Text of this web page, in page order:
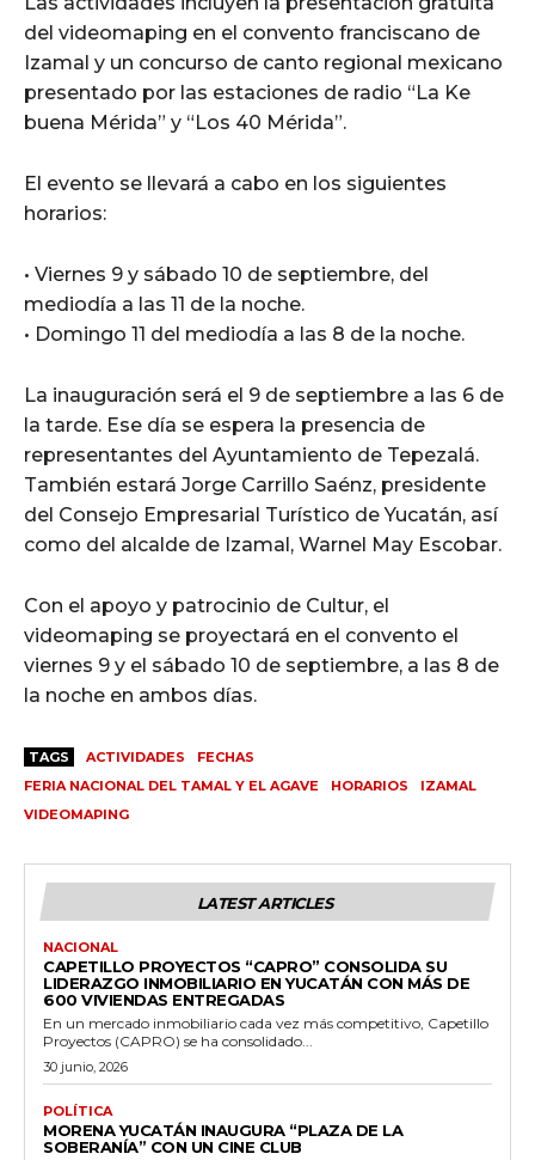
del videomaping en el convento franciscano de
Izamal y un concurso de canto regional mexicano
presentado por las estaciones de radio “La Ke
buena Mérida” y “Los 40 Mérida”.
El evento se llevará a cabo en los siguientes
horarios:
• Viernes 9 y sábado 10 de septiembre, del
mediodía a las 11 de la noche.
• Domingo 11 del mediodía a las 8 de la noche.
La inauguración será el 9 de septiembre a las 6 de
la tarde. Ese día se espera la presencia de
representantes del Ayuntamiento de Tepezalá.
También estará Jorge Carrillo Saénz, presidente
del Consejo Empresarial Turístico de Yucatán, así
como del alcalde de Izamal, Warnel May Escobar.
Con el apoyo y patrocinio de Cultur, el
videomaping se proyectará en el convento el
viernes 9 y el sábado 10 de septiembre, a las 8 de
la noche en ambos días.
TAGS ACTIVIDADES
FECHAS
FERIA NACIONAL DEL TAMAL Y EL AGAVE
HORARIOS
IZAMAL
VIDEOMAPING
LATEST ARTICLES
NACIONAL
CAPETILLO PROYECTOS “CAPRO” CONSOLIDA SU
LIDERAZGO INMOBILIARIO EN YUCATÁN CON MÁS DE
600 VIVIENDAS ENTREGADAS
En un mercado inmobiliario cada vez más competitivo, Capetillo
Proyectos (CAPRO) se ha consolidado...
30 junio, 2026
POLÍTICA
MORENA YUCATÁN INAUGURA “PLAZA DE LA
SOBERANÍA” CON UN CINE CLUB